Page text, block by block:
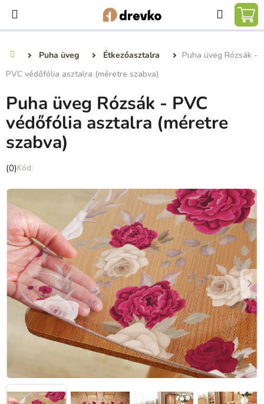
fő
Puha üveg Étkezőasztalra
Puha üveg Rózsák -
PVC védőfólia asztalra (méretre szabva)
Puha üveg Rózsák - PVC
védőfólia asztalra (méretre
szabva)
A
átlagos
értékelése
ből
0,0
csillag.
(0)